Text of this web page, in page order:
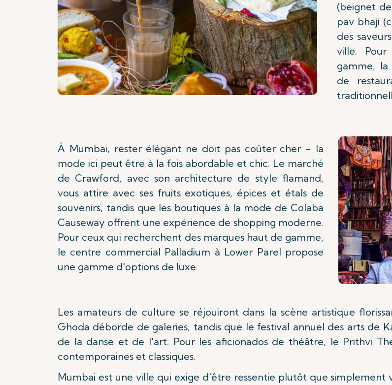
(beignet
pav bhaji
des
ville.
gamme,
de
À Mumbai, rester élégant ne doit pas coûter cher - la
mode ici peut être à la fois abordable et chic. Le marché
de Crawford, avec son architecture de style flamand,
vous attire avec ses fruits exotiques, épices et étals de
souvenirs, tandis que les boutiques à la mode de Colaba
Causeway offrent une expérience de shopping moderne.
Pour ceux qui recherchent des marques haut de gamme,
le centre commercial Palladium à Lower Parel propose
une gamme d'options de luxe.
Les amateurs de culture se réjouiront dans la scène artistique
Ghoda déborde de galeries, tandis que le festival annuel des arts de
de la danse et de l'art. Pour les aficionados de théâtre, le Prithvi
contemporaines et classiques.
Mumbai est une ville qui exige d'être ressentie plutôt que simplement